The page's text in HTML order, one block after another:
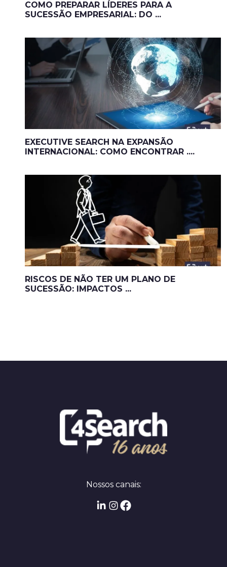
COMO PREPARAR LÍDERES PARA A
SUCESSÃO EMPRESARIAL: DO ...
EXECUTIVE SEARCH NA EXPANSÃO
INTERNACIONAL: COMO ENCONTRAR ....
RISCOS DE NÃO TER UM PLANO DE
SUCESSÃO: IMPACTOS ...
Nossos canais: